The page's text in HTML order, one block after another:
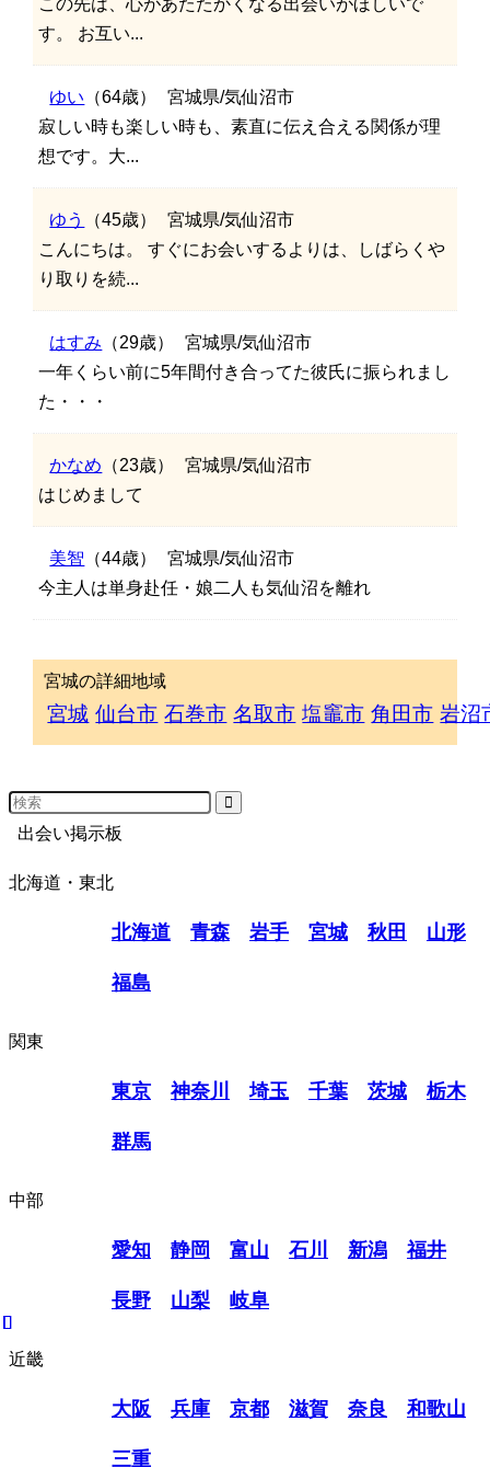
この先は、心があたたかくなる出会いがほしいで
す。 お互い...
ゆい （64歳）
宮城県/気仙沼市
寂しい時も楽しい時も、素直に伝え合える関係が理
想です。大...
ゆう （45歳）
宮城県/気仙沼市
こんにちは。 すぐにお会いするよりは、しばらくや
り取りを続...
はすみ （29歳）
宮城県/気仙沼市
一年くらい前に5年間付き合ってた彼氏に振られまし
た・・・
かなめ （23歳）
宮城県/気仙沼市
はじめまして
美智 （44歳）
宮城県/気仙沼市
今主人は単身赴任・娘二人も気仙沼を離れ
宮城の詳細地域
宮城 仙台市 石巻市 名取市 塩竈市 角田市 岩沼
出会い掲示板
北海道・東北
北海道 青森 岩手 宮城 秋田 山形
福島
関東
東京 神奈川 埼玉 千葉 茨城 栃木
群馬
中部
愛知 静岡 富山 石川 新潟 福井
長野 山梨 岐阜
近畿
大阪 兵庫 京都 滋賀 奈良 和歌山
三重